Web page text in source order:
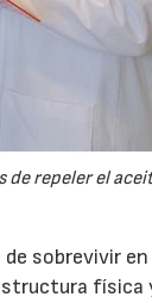
repeler el
sobrevivir en
física